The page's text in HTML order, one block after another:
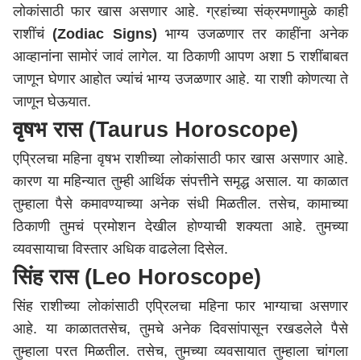
लोकांसाठी फार खास असणार आहे. ग्रहांच्या संक्रमणामुळे काही
राशींचं (Zodiac Signs) भाग्य उजळणार तर काहींना अनेक
आव्हानांना सामोरं जावं लागेल. या ठिकाणी आपण अशा 5 राशींबाबत
जाणून घेणार आहोत ज्यांचं भाग्य उजळणार आहे. या राशी कोणत्या ते
जाणून घेऊयात.
वृषभ रास (Taurus Horoscope)
एप्रिलचा महिना वृषभ राशीच्या लोकांसाठी फार खास असणार आहे.
कारण या महिन्यात तुम्ही आर्थिक संपत्तीने समृद्ध असाल. या काळात
तुम्हाला पैसे कमावण्याच्या अनेक संधी मिळतील. तसेच, कामाच्या
ठिकाणी तुमचं प्रमोशन देखील होण्याची शक्यता आहे. तुमच्या
व्यवसायाचा विस्तार अधिक वाढलेला दिसेल.
सिंह रास (Leo Horoscope)
सिंह राशीच्या लोकांसाठी एप्रिलचा महिना फार भाग्याचा असणार
आहे. या काळाततसेच, तुमचे अनेक दिवसांपासून रखडलेले पैसे
तुम्हाला परत मिळतील. तसेच, तुमच्या व्यवसायात तुम्हाला चांगला